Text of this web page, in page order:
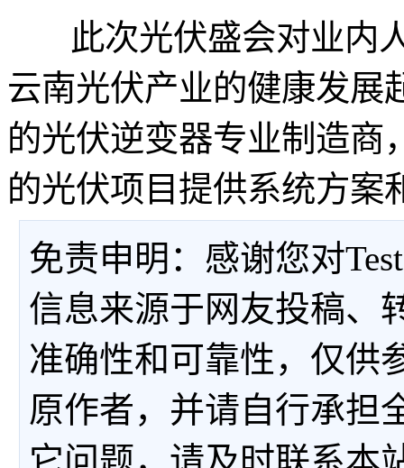
此次光伏盛会对业内人
云南光伏产业的健康发展
的光伏逆变器专业制造商
的光伏项目提供系统方案
免责申明：感谢您对
信息来源于网友投稿、
准确性和可靠性，仅供
原作者，并请自行承担
它问题，请及时联系本